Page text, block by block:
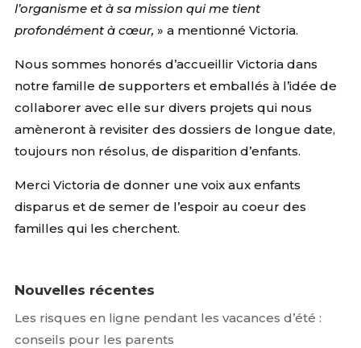
l’organisme et à sa mission qui me tient
profondément à cœur, » a mentionné Victoria.
Nous sommes honorés d’accueillir Victoria dans
notre famille de supporters et emballés à l’idée de
collaborer avec elle sur divers projets qui nous
amèneront à revisiter des dossiers de longue date,
toujours non résolus, de disparition d’enfants.
Merci Victoria de donner une voix aux enfants
disparus et de semer de l’espoir au coeur des
familles qui les cherchent.
Nouvelles récentes
Les risques en ligne pendant les vacances d’été :
conseils pour les parents